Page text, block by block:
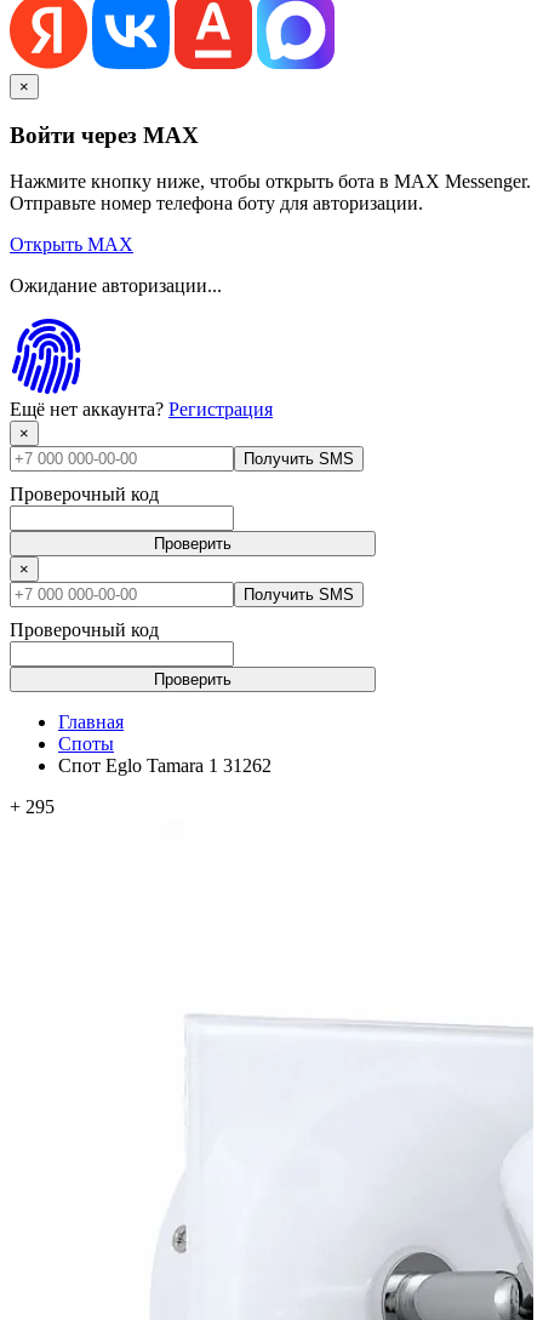
×
Войти через MAX
Нажмите кнопку ниже, чтобы открыть бота в MAX Messenger.
Отправьте номер телефона боту для авторизации.
Открыть MAX
Ожидание авторизации...
Ещё нет аккаунта? Регистрация
×
Получить SMS
Проверочный код
Проверить
×
Получить SMS
Проверочный код
Проверить
Главная
Споты
Спот Eglo Tamara 1 31262
+ 295